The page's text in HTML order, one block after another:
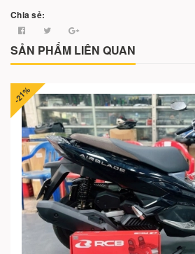
Chia sẻ:
SẢN PHẨM LIÊN QUAN
-21%
Cho vào giỏ hàng